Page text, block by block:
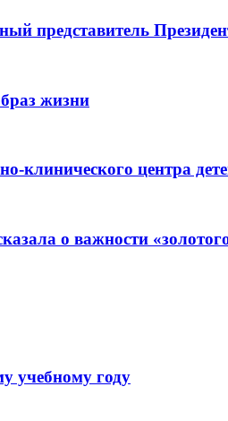
представитель
жизни
клинического центра
о важности
учебному году